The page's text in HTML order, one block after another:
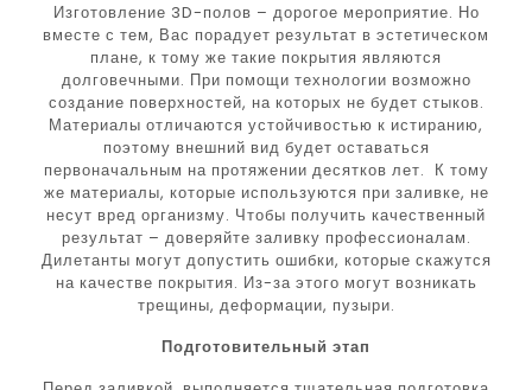
Изготовление 3D-полов – дорогое мероприятие. Но
вместе с тем, Вас порадует результат в эстетическом
плане, к тому же такие покрытия являются
долговечными. При помощи технологии возможно
создание поверхностей, на которых не будет стыков.
Материалы отличаются устойчивостью к истиранию,
поэтому внешний вид будет оставаться
первоначальным на протяжении десятков лет. К тому
же материалы, которые используются при заливке, не
несут вред организму. Чтобы получить качественный
результат – доверяйте заливку профессионалам.
Дилетанты могут допустить ошибки, которые скажутся
на качестве покрытия. Из-за этого могут возникать
трещины, деформации, пузыри.
Подготовительный этап